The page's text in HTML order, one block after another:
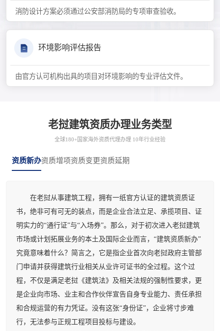
消防设计方案必须通过公安部消防局的专项审查验收。
环境影响评估报告
由官方认可机构出具的项目对环境影响的专业评估文件。
老挝建筑资质办理业务类型
全球180+国家海外资质代理办理 10年行业经验
资质新办资质增项资质变更资质延期
在老挝从事建筑工程，拥有一纸官方认证的建筑资质证
书，绝非可有可无的装点，而是企业合法立足、承揽项目、证
明实力的“通行证”与“入场券”。那么，对于初次进入老挝建筑
市场或计划拓展业务的本土及国际企业而言，“建筑资质新办”
究竟意味着什么？简言之，它是指企业首次向老挝政府主管部
门申请并获得建筑行业相关从业许可证书的全过程。这个过
程，不仅是满足老挝《建筑法》及相关法规的强制性要求，更
是企业向市场、业主和合作伙伴宣告自身专业能力、责任承担
和合规运营的有力凭证。没有这张“身份证”，企业将寸步难
行，无法参与正规工程项目投标与建设。